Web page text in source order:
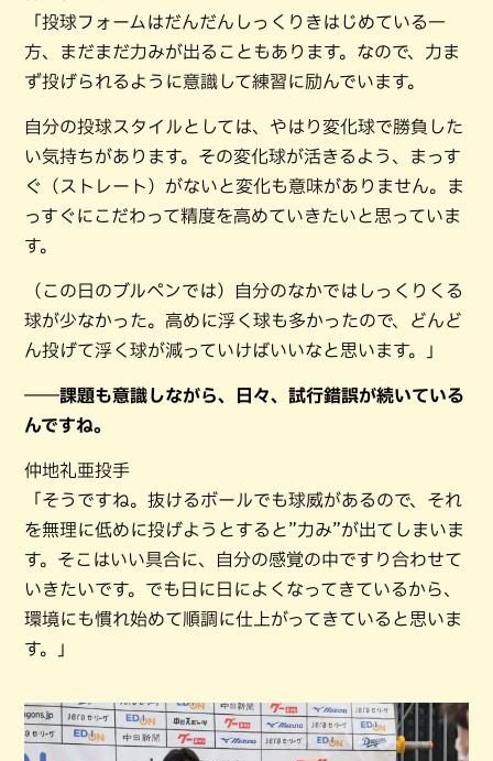
「投球フォームはだんだんしっくりきはじめている一
方、まだまだ力みが出ることもあります。なので、力ま
ず投げられるように意識して練習に励んでいます。
自分の投球スタイルとしては、やはり変化球で勝負した
い気持ちがあります。その変化球が活きるよう、まっす
ぐ（ストレート）がないと変化も意味がありません。ま
っすぐにこだわって精度を高めていきたいと思っていま
す。
（この日のブルペンでは）自分のなかではしっくりくる
球が少なかった。高めに浮く球も多かったので、どんど
ん投げて浮く球が減っていけばいいなと思います。」
――課題も意識しながら、日々、試行錯誤が続いている
んですね。
仲地礼亜投手
「そうですね。抜けるボールでも球威があるので、それ
を無理に低めに投げようとすると”力み”が出てしまいま
す。そこはいい具合に、自分の感覚の中ですり合わせて
いきたいです。でも日に日によくなってきているから、
環境にも慣れ始めて順調に仕上がってきていると思いま
す。」